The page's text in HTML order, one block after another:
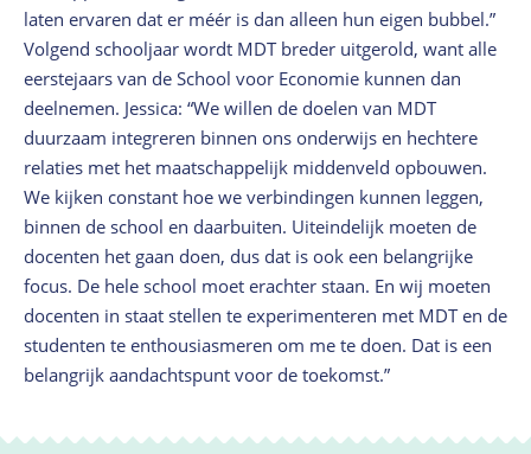
laten ervaren dat er méér is dan alleen hun eigen bubbel.”
Volgend schooljaar wordt MDT breder uitgerold, want alle
eerstejaars van de School voor Economie kunnen dan
deelnemen. Jessica: “We willen de doelen van MDT
duurzaam integreren binnen ons onderwijs en hechtere
relaties met het maatschappelijk middenveld opbouwen.
We kijken constant hoe we verbindingen kunnen leggen,
binnen de school en daarbuiten. Uiteindelijk moeten de
docenten het gaan doen, dus dat is ook een belangrijke
focus. De hele school moet erachter staan. En wij moeten
docenten in staat stellen te experimenteren met MDT en de
studenten te enthousiasmeren om me te doen. Dat is een
belangrijk aandachtspunt voor de toekomst.”